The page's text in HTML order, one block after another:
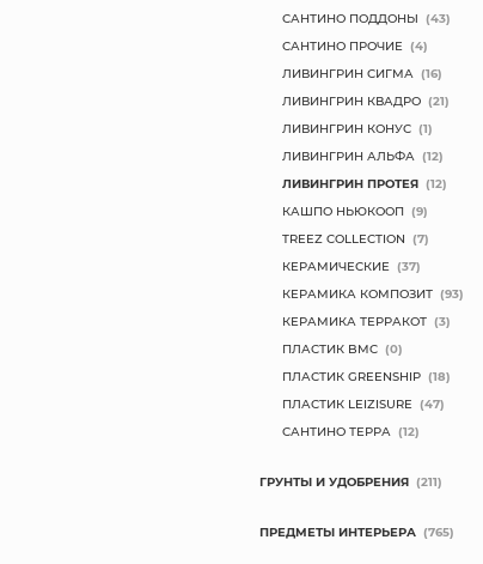
САНТИНО ПОДДОНЫ (43)
САНТИНО ПРОЧИЕ (4)
ЛИВИНГРИН СИГМА (16)
ЛИВИНГРИН КВАДРО (21)
ЛИВИНГРИН КОНУС (1)
ЛИВИНГРИН АЛЬФА (12)
ЛИВИНГРИН ПРОТЕЯ (12)
КАШПО НЬЮКООП (9)
TREEZ COLLECTION (7)
КЕРАМИЧЕСКИЕ (37)
КЕРАМИКА КОМПОЗИТ (93)
КЕРАМИКА ТЕРРАКОТ (3)
ПЛАСТИК BMC (0)
ПЛАСТИК GREENSHIP (18)
ПЛАСТИК LEIZISURE (47)
САНТИНО ТЕРРА (12)
ГРУНТЫ И УДОБРЕНИЯ (211)
ПРЕДМЕТЫ ИНТЕРЬЕРА (765)